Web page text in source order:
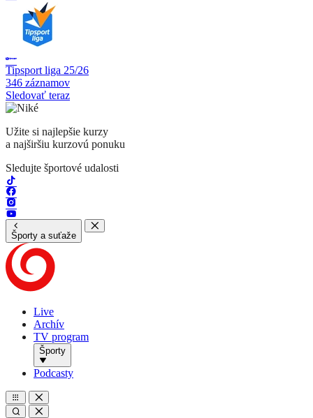
Tipsport liga 25/26
346 záznamov
Sledovať teraz
Užite si najlepšie kurzy
a najširšiu kurzovú ponuku
Sledujte športové udalosti
Športy a suťaže
Live
Archív
TV program
Športy
Podcasty